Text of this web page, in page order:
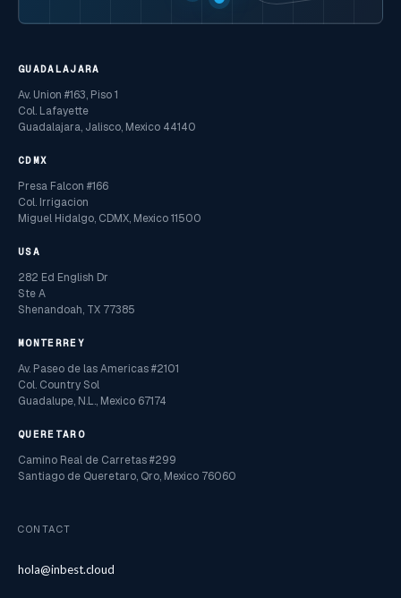
GUADALAJARA
Av. Union #163, Piso 1
Col. Lafayette
Guadalajara, Jalisco, Mexico 44140
CDMX
Presa Falcon #166
Col. Irrigacion
Miguel Hidalgo, CDMX, Mexico 11500
USA
282 Ed English Dr
Ste A
Shenandoah, TX 77385
MONTERREY
Av. Paseo de las Americas #2101
Col. Country Sol
Guadalupe, N.L., Mexico 67174
QUERETARO
Camino Real de Carretas #299
Santiago de Queretaro, Qro, Mexico 76060
CONTACT
hola@inbest.cloud